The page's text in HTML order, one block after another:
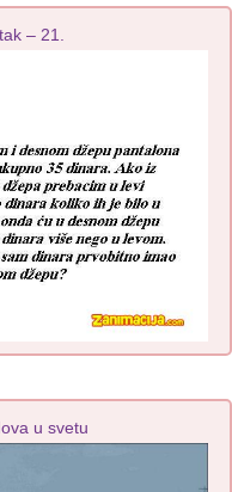
– 21.
u svetu